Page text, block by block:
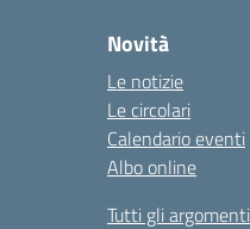
Novità
Le notizie
Le circolari
Calendario eventi
Albo online
Tutti gli argomenti